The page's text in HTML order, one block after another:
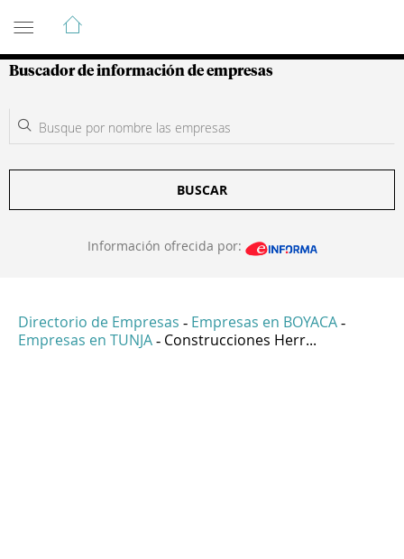
Guía de Empresas Colombianas
Buscador de información de empresas
BUSCAR
Información ofrecida por:
Directorio de Empresas - Empresas en BOYACA -
Empresas en TUNJA - Construcciones Herr...